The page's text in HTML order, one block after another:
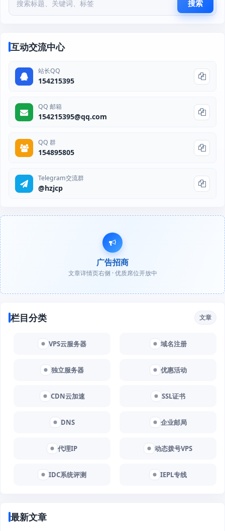
搜索
互动交流中心
站长QQ
154215395
QQ 邮箱
154215395@qq.com
QQ 群
154895805
Telegram交流群
@hzjcp
广告招商
文章详情页右侧 · 优质席位开放中
栏目分类 文章
VPS云服务器 域名注册
独立服务器 优惠活动
CDN云加速 SSL证书
DNS 企业邮局
代理IP 动态拨号VPS
IDC系统评测 IEPL专线
最新文章